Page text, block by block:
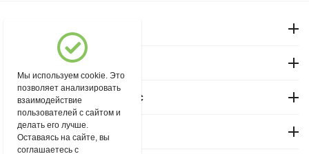
Магазин "Северный"
Покупательский сервис
Контакты
Мы используем cookie. Это
позволяет анализировать
взаимодействие
пользователей с сайтом и
делать его лучше.
Оставаясь на сайте, вы
соглашаетесь с